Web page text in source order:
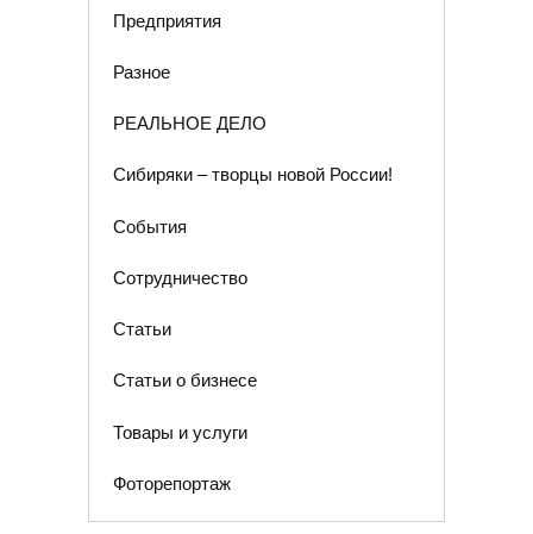
Предприятия
Разное
РЕАЛЬНОЕ ДЕЛО
Сибиряки – творцы новой России!
События
Сотрудничество
Статьи
Статьи о бизнесе
Товары и услуги
Фоторепортаж